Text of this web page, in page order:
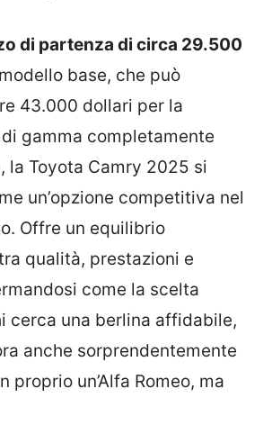
di partenza di circa 29.500
base, che può
43.000 dollari per la
gamma completamente
la Toyota Camry 2025 si
un’opzione competitiva nel
Offre un equilibrio
qualità, prestazioni e
come la scelta
cerca una berlina affidabile,
anche sorprendentemente
proprio un’Alfa Romeo, ma